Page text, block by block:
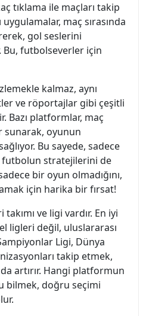
tıklama ile maçları takip
maç sırasında
gol seslerini
Bu, futbolseverler için
kalmaz, aynı
ve röportajlar gibi çeşitli
Bazı platformlar, maç
sunarak, oyunun
Bu sayede, sadece
futbolun stratejilerini de
bir oyun olmadığını,
için harika bir fırsat!
ve ligi vardır. En iyi
ligleri değil, uluslararası
Ligi, Dünya
takip etmek,
artırır. Hangi platformun
bilmek, doğru seçimi